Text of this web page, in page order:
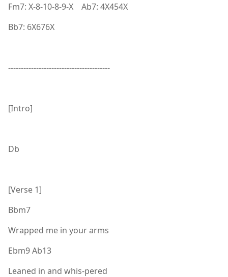
Fm7: X-8-10-8-9-X Ab7: 4X454X
Bb7: 6X676X
----------------------------------------
[Intro]
Db
[Verse 1]
Bbm7
Wrapped me in your arms
Ebm9 Ab13
Leaned in and whis-pered